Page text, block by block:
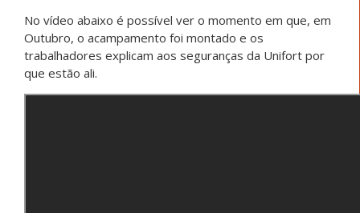
No vídeo abaixo é possível ver o momento em que, em
Outubro, o acampamento foi montado e os
trabalhadores explicam aos seguranças da Unifort por
que estão ali.